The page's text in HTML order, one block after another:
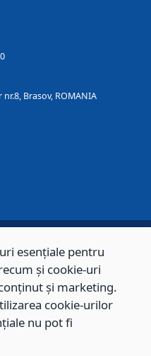
Brasov, ROMANIA
BRAȘOV, toate drepturile
Contact
esențiale pentru
și cookie-uri
și marketing.
cookie-urilor
nu pot fi